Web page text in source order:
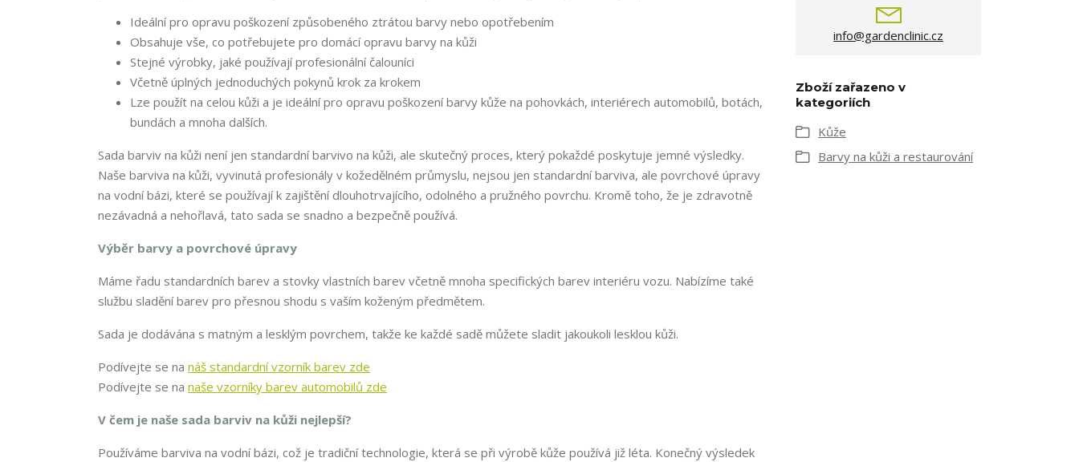
Ideální pro opravu poškození způsobeného ztrátou barvy nebo opotřebením
Obsahuje vše, co potřebujete pro domácí opravu barvy na kůži
Stejné výrobky, jaké používají profesionální čalouníci
Včetně úplných jednoduchých pokynů krok za krokem
Lze použít na celou kůži a je ideální pro opravu poškození barvy kůže na pohovkách, interiérech automobilů, botách,
bundách a mnoha dalších.
Sada barviv na kůži není jen standardní barvivo na kůži, ale skutečný proces, který pokaždé poskytuje jemné výsledky.
Naše barviva na kůži, vyvinutá profesionály v kožedělném průmyslu, nejsou jen standardní barviva, ale povrchové úpravy
na vodní bázi, které se používají k zajištění dlouhotrvajícího, odolného a pružného povrchu. Kromě toho, že je zdravotně
nezávadná a nehořlavá, tato sada se snadno a bezpečně používá.
Výběr barvy a povrchové úpravy
Máme řadu standardních barev a stovky vlastních barev včetně mnoha specifických barev interiéru vozu. Nabízíme také
službu sladění barev pro přesnou shodu s vaším koženým předmětem.
Sada je dodávána s matným a lesklým povrchem, takže ke každé sadě můžete sladit jakoukoli lesklou kůži.
Podívejte se na náš standardní vzorník barev zde
Podívejte se na naše vzorníky barev automobilů zde
V čem je naše sada barviv na kůži nejlepší?
Používáme barviva na vodní bázi, což je tradiční technologie, která se při výrobě kůže používá již léta. Konečný výsledek
info@gardenclinic.cz
Zboží zařazeno v
kategoriích
Kůže
Barvy na kůži a restaurování